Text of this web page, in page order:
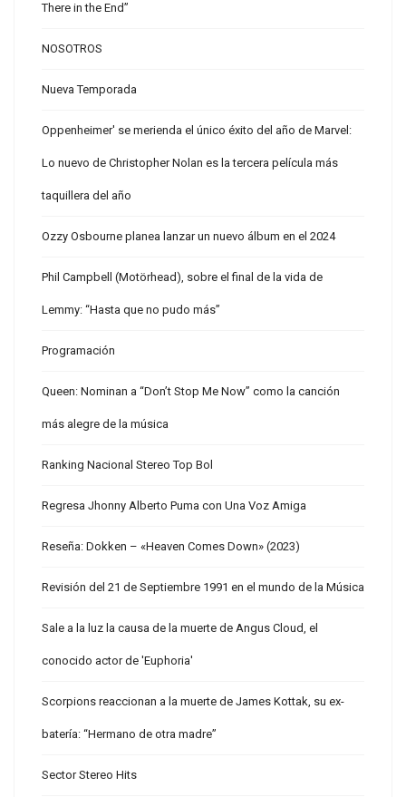
There in the End”
NOSOTROS
Nueva Temporada
Oppenheimer' se merienda el único éxito del año de Marvel:
Lo nuevo de Christopher Nolan es la tercera película más
taquillera del año
Ozzy Osbourne planea lanzar un nuevo álbum en el 2024
Phil Campbell (Motörhead), sobre el final de la vida de
Lemmy: “Hasta que no pudo más”
Programación
Queen: Nominan a “Don’t Stop Me Now” como la canción
más alegre de la música
Ranking Nacional Stereo Top Bol
Regresa Jhonny Alberto Puma con Una Voz Amiga
Reseña: Dokken – «Heaven Comes Down» (2023)
Revisión del 21 de Septiembre 1991 en el mundo de la Música
Sale a la luz la causa de la muerte de Angus Cloud, el
conocido actor de 'Euphoria'
Scorpions reaccionan a la muerte de James Kottak, su ex-
batería: “Hermano de otra madre”
Sector Stereo Hits